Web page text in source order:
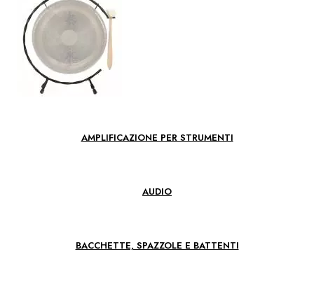
AMPLIFICAZIONE PER STRUMENTI
AUDIO
BACCHETTE, SPAZZOLE E BATTENTI